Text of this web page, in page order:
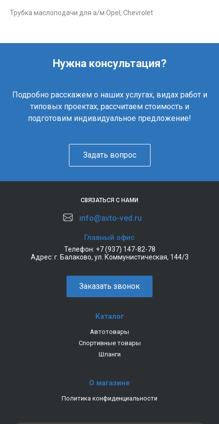
Трубка маслоподачи для а/м Opel, Chevrolet
Нужна консультация?
Подробно расскажем о наших услугах, видах работ и
типовых проектах, рассчитаем стоимость и
подготовим индивидуальное предложение!
Задать вопрос
СВЯЗАТЬСЯ С НАМИ
info@avto-ved.ru
Главный офис
Телефон: +7 (937) 147-82-78
Адрес: г. Балаково, ул. Коммунистическая, 144/3
Заказать звонок
Каталог
Автотовары
Спортивные товары
Шланги
О магазине
Политика конфиденциальности